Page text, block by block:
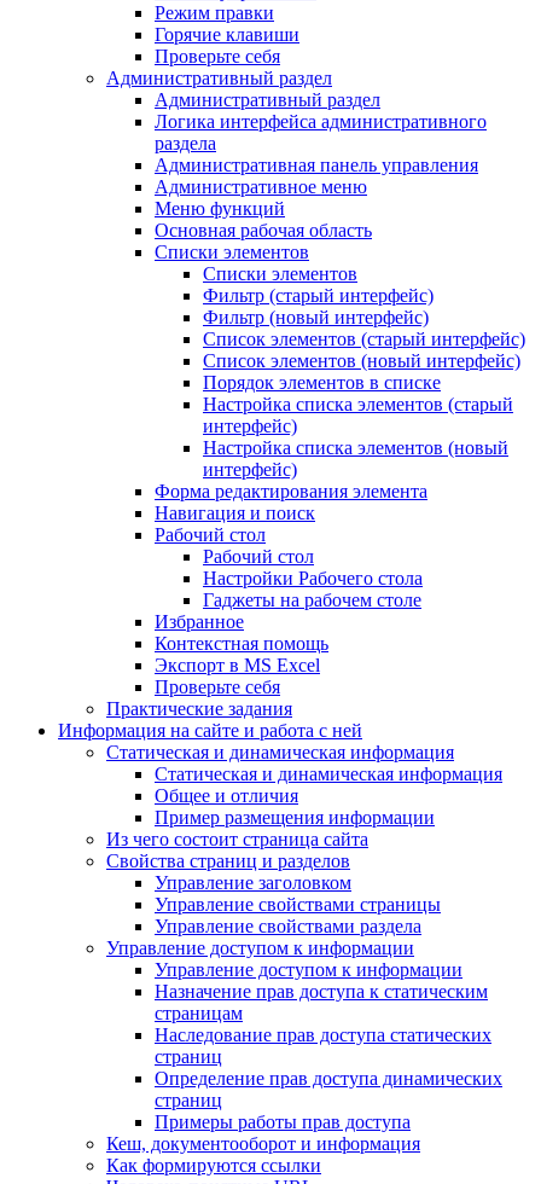
Режим правки
Горячие клавиши
Проверьте себя
Административный раздел
Административный раздел
Логика интерфейса административного
раздела
Административная панель управления
Административное меню
Меню функций
Основная рабочая область
Списки элементов
Списки элементов
Фильтр (старый интерфейс)
Фильтр (новый интерфейс)
Список элементов (старый интерфейс)
Список элементов (новый интерфейс)
Порядок элементов в списке
Настройка списка элементов (старый
интерфейс)
Настройка списка элементов (новый
интерфейс)
Форма редактирования элемента
Навигация и поиск
Рабочий стол
Рабочий стол
Настройки Рабочего стола
Гаджеты на рабочем столе
Избранное
Контекстная помощь
Экспорт в MS Excel
Проверьте себя
Практические задания
Информация на сайте и работа с ней
Статическая и динамическая информация
Статическая и динамическая информация
Общее и отличия
Пример размещения информации
Из чего состоит страница сайта
Свойства страниц и разделов
Управление заголовком
Управление свойствами страницы
Управление свойствами раздела
Управление доступом к информации
Управление доступом к информации
Назначение прав доступа к статическим
страницам
Наследование прав доступа статических
страниц
Определение прав доступа динамических
страниц
Примеры работы прав доступа
Кеш, документооборот и информация
Как формируются ссылки